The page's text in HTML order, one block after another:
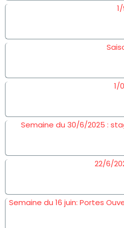
1/
Semaine du 30/6/2025 :
22/6/
Semaine du 16 juin: Portes